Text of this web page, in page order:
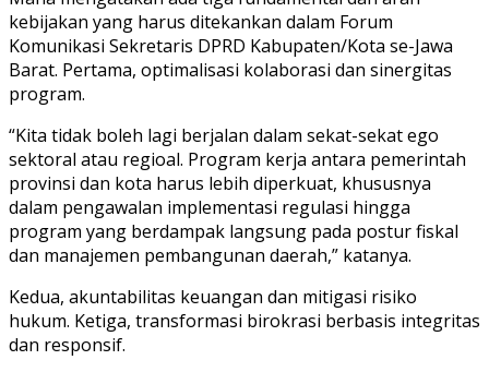
kebijakan yang harus ditekankan dalam Forum
Komunikasi Sekretaris DPRD Kabupaten/Kota se-Jawa
Barat. Pertama, optimalisasi kolaborasi dan sinergitas
program.
“Kita tidak boleh lagi berjalan dalam sekat-sekat ego
sektoral atau regioal. Program kerja antara pemerintah
provinsi dan kota harus lebih diperkuat, khususnya
dalam pengawalan implementasi regulasi hingga
program yang berdampak langsung pada postur fiskal
dan manajemen pembangunan daerah,” katanya.
Kedua, akuntabilitas keuangan dan mitigasi risiko
hukum. Ketiga, transformasi birokrasi berbasis integritas
dan responsif.